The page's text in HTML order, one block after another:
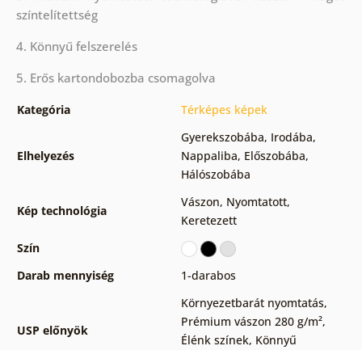
színtelítettség
4. Könnyű felszerelés
5. Erős kartondobozba csomagolva
Kategória Térképes képek
Elhelyezés
Gyerekszobába, Irodába,
Nappaliba, Előszobába,
Hálószobába
Kép technológia
Vászon, Nyomtatott,
Keretezett
Szín
Darab mennyiség
1-darabos
USP előnyök
Környezetbarát nyomtatás,
Prémium vászon 280 g/m²,
Élénk színek, Könnyű